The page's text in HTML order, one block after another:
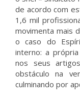
de acordo com
1,6 mil
movimenta mais
o caso do
interno: a
nos seus
obstáculo na
culminando por